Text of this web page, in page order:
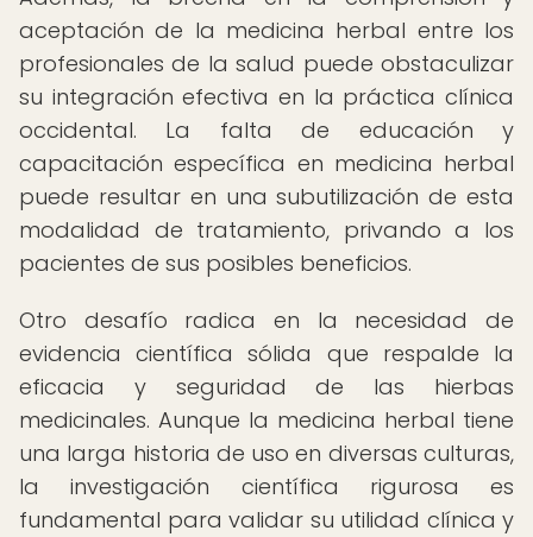
aceptación de la medicina herbal entre los
profesionales de la salud puede obstaculizar
su integración efectiva en la práctica clínica
occidental. La falta de educación y
capacitación específica en medicina herbal
puede resultar en una subutilización de esta
modalidad de tratamiento, privando a los
pacientes de sus posibles beneficios.
Otro desafío radica en la necesidad de
evidencia científica sólida que respalde la
eficacia y seguridad de las hierbas
medicinales. Aunque la medicina herbal tiene
una larga historia de uso en diversas culturas,
la investigación científica rigurosa es
fundamental para validar su utilidad clínica y